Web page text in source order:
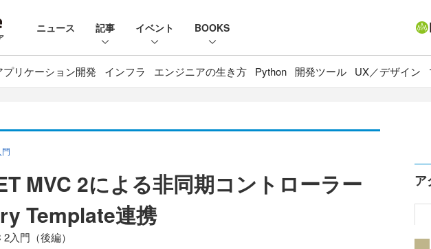
ニュース 記事 イベント BOOKS
プリケーション開発 インフラ エンジニアの生き方 Python 開発ツール UX／デザイン
MVC 2による非同期コントローラー
Template連携
入門（後編）
ア